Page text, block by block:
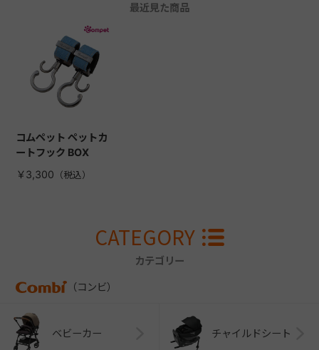
最近見た商品
コムペット ペットカ
ートフック BOX
￥3,300
CATEGORY
カテゴリー
（コンビ）
ベビーカー チャイルドシート